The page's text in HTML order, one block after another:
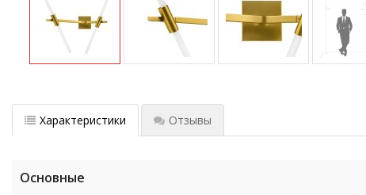
Характеристики Отзывы
Основные